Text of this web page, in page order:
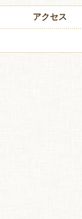
アクセス